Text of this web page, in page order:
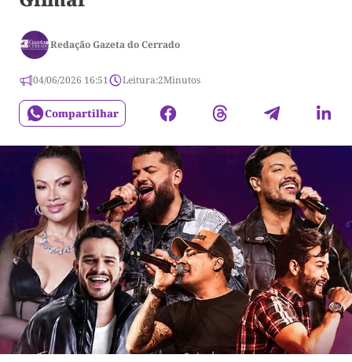
Redação Gazeta do Cerrado
04/06/2026 16:51 Leitura:2Minutos
Compartilhar